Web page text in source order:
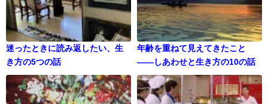
迷ったときに読み返したい、生
き方の5つの話
年齢を重ねて見えてきたこと
——しあわせと生き方の10の話